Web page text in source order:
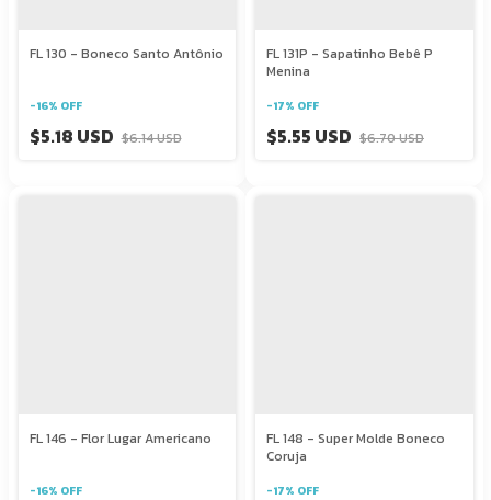
FL 130 - Boneco Santo Antônio
-16% OFF
$5.18 USD $6.14 USD
FL 131P - Sapatinho Bebê P
Menina
-17% OFF
$5.55 USD $6.70 USD
FL 146 - Flor Lugar Americano
-16% OFF
FL 148 - Super Molde Boneco
Coruja
-17% OFF